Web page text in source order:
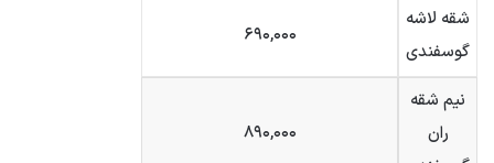
شقه لاشه
گوسفندی
۶۹۰,۰۰۰
نیم شقه
ران
۸۹۰,۰۰۰